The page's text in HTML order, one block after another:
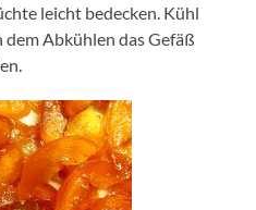
leicht bedecken. Kühl
Abkühlen das Gefäß